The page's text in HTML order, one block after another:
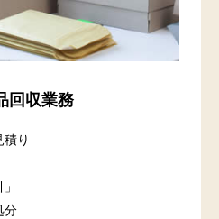
回収業務
り
分